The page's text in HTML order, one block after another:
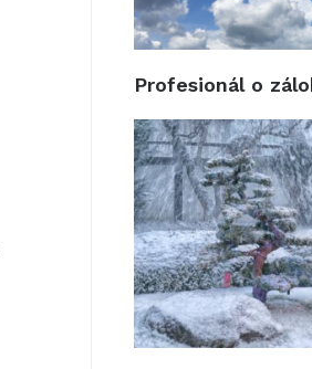
Profesionál o